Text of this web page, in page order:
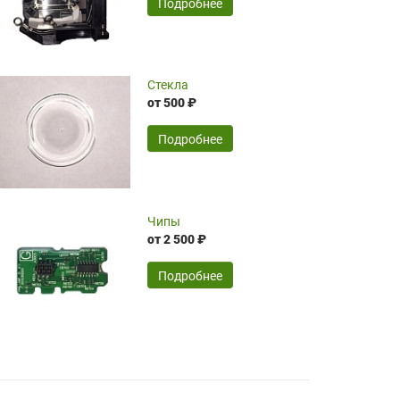
оптимизированной стоимости, чему
чрезмерно благодарны!)))
24.04.2026
широкий ассортимент ламп, как оригиналов,
так и аналогов.Быстрое оформление и
передача в доставку, приемлемые цены. Мне
понравилось.
Читать полностью
16.04.2026
Подробнее
Стекла
от 500 ₽
Подробнее
Чипы
от 2 500 ₽
Подробнее